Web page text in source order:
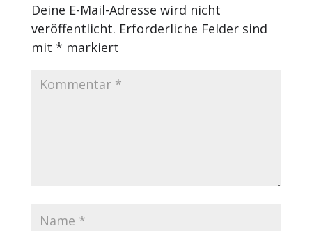
Deine E-Mail-Adresse wird nicht
veröffentlicht. Erforderliche Felder sind
mit * markiert